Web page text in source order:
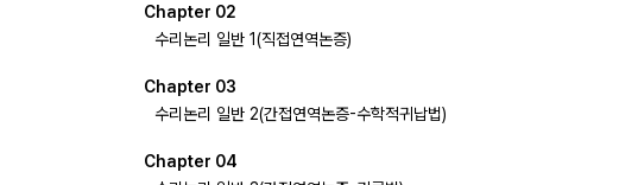
Chapter 02
수리논리 일반 1(직접연역논증)
Chapter 03
수리논리 일반 2(간접연역논증-수학적귀납법)
Chapter 04